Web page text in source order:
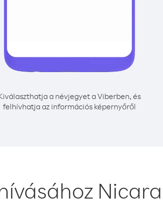
a névjegyet a Viberben, és
felhívhatja az információs képernyőről